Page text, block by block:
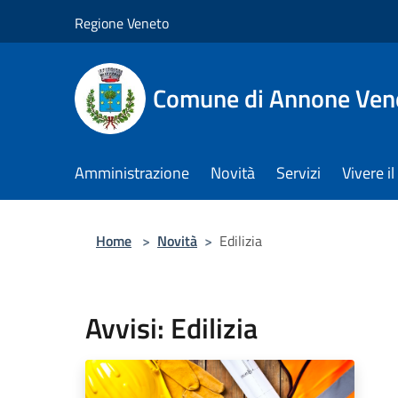
Regione Veneto
Comune di Annone
Amministrazione Novità Servizi Vivere
Home > Novità > Edilizia
Avvisi: Edilizia